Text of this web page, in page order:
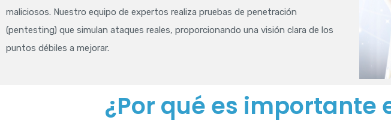
maliciosos. Nuestro equipo de expertos realiza pruebas de penetración
(pentesting) que simulan ataques reales, proporcionando una visión clara de los
puntos débiles a mejorar.
¿Por qué es importante